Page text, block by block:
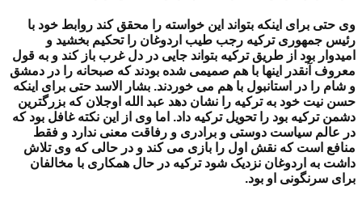
وی حتی برای اینکه بتواند این خواسته را محقق کند روابط خود با
رئیس جمهوری ترکیه رجب طیب اردوغان را تحکیم بخشید و
امیدوار بود از طریق ترکیه بتواند جایی در دل غرب باز کند و به قول
معروف آنقدر اینها با هم صمیمی شده بودند که صبحانه را در دمشق
و شام را در استانبول با هم می خوردند. بشار الاسد حتی برای اینکه
حسن نیت خود به ترکیه را نشان دهد عبد الله اوجلان که بزرگترین
دشمن ترکیه بود را تحویل ترکیه داد. اما وی از این نکته غافل بود که
در عالم سیاست دوستی و برادری و رفاقت معنی ندارد و فقط
منافع است که نقش اول را بازی می کند و در حالی که وی تلاش
داشت به اردوغان نزدیک شود ترکیه در حال همکاری با مخالفان
برای سرنگونی او بود.